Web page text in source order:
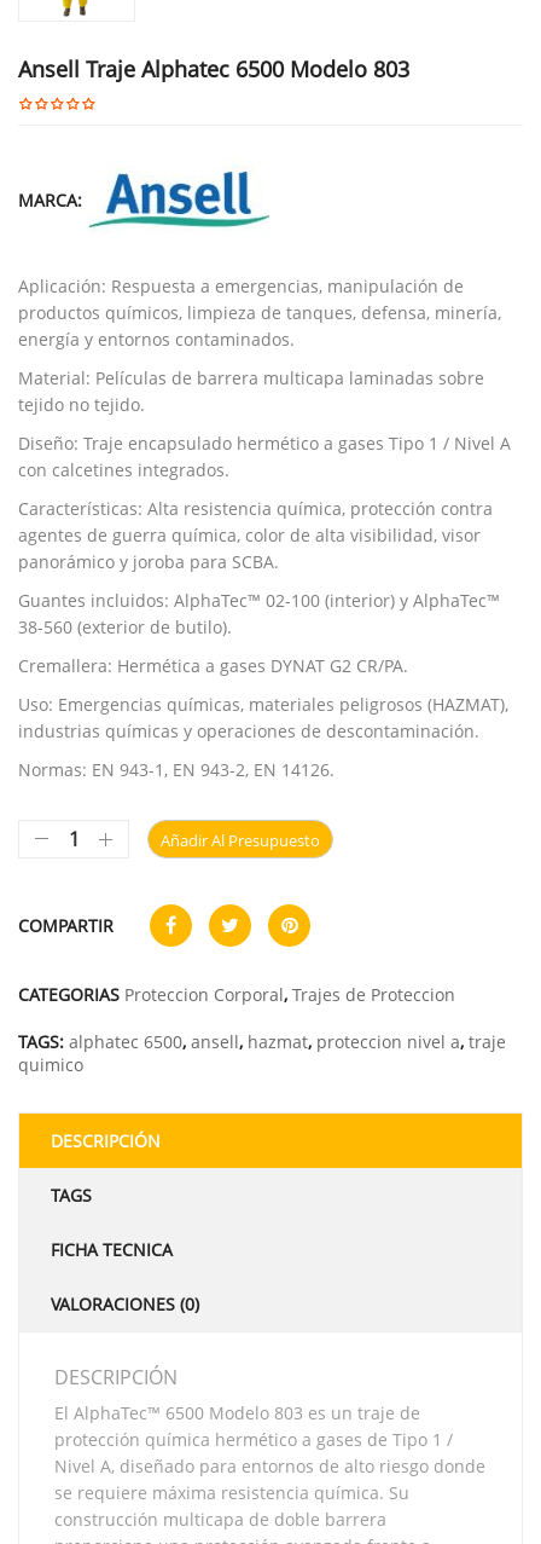
Ansell Traje Alphatec 6500 Modelo 803
MARCA:
Aplicación: Respuesta a emergencias, manipulación de
productos químicos, limpieza de tanques, defensa, minería,
energía y entornos contaminados.
Material: Películas de barrera multicapa laminadas sobre
tejido no tejido.
Diseño: Traje encapsulado hermético a gases Tipo 1 / Nivel A
con calcetines integrados.
Características: Alta resistencia química, protección contra
agentes de guerra química, color de alta visibilidad, visor
panorámico y joroba para SCBA.
Guantes incluidos: AlphaTec™ 02-100 (interior) y AlphaTec™
38-560 (exterior de butilo).
Cremallera: Hermética a gases DYNAT G2 CR/PA.
Uso: Emergencias químicas, materiales peligrosos (HAZMAT),
industrias químicas y operaciones de descontaminación.
Normas: EN 943-1, EN 943-2, EN 14126.
Añadir Al Presupuesto
COMPARTIR
CATEGORIAS Proteccion Corporal, Trajes de Proteccion
TAGS: alphatec 6500, ansell, hazmat, proteccion nivel a, traje
quimico
DESCRIPCIÓN
TAGS
FICHA TECNICA
VALORACIONES (0)
DESCRIPCIÓN
El AlphaTec™ 6500 Modelo 803 es un traje de
protección química hermético a gases de Tipo 1 /
Nivel A, diseñado para entornos de alto riesgo donde
se requiere máxima resistencia química. Su
construcción multicapa de doble barrera